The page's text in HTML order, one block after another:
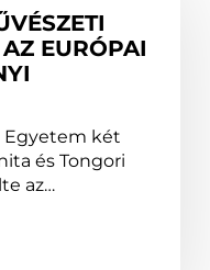
EURÓPAI
Egyetem két
és Tongori
az…